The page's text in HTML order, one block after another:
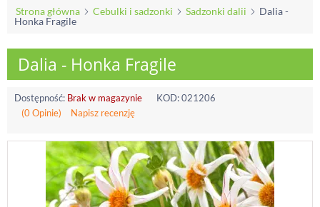
Strona główna Cebulki i sadzonki Sadzonki dalii
Dalia -
Honka Fragile
Dalia - Honka Fragile
Dostępność: Brak w magazynie KOD:021206
(0 Opinie)
Napisz recenzję